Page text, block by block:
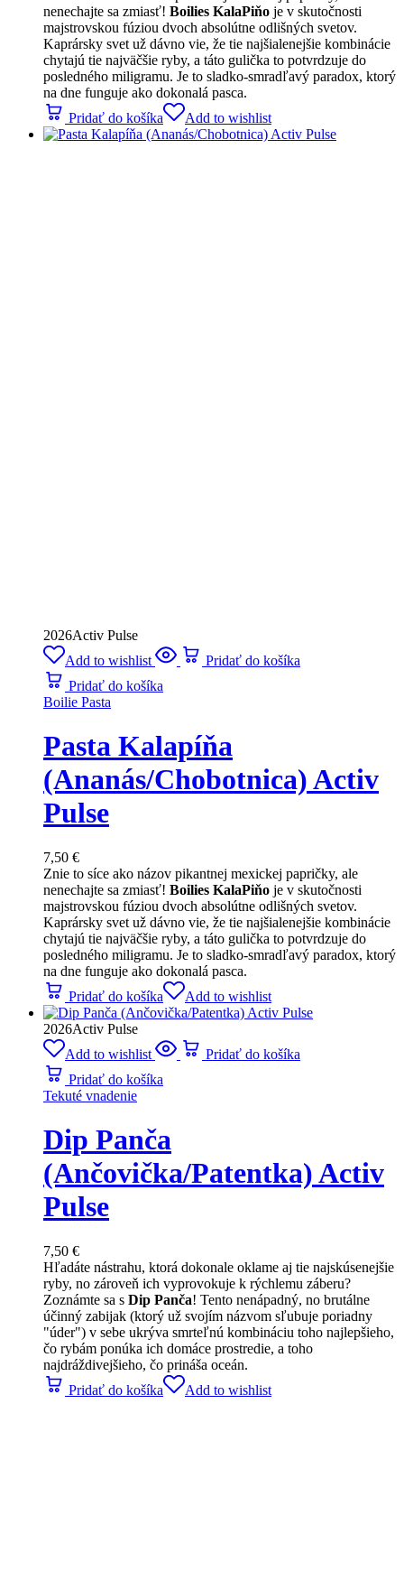
nenechajte sa zmiasť! Boilies KalaPiňo je v skutočnosti
majstrovskou fúziou dvoch absolútne odlišných svetov.
Kaprársky svet už dávno vie, že tie najšialenejšie kombinácie
chytajú tie najväčšie ryby, a táto gulička to potvrdzuje do
posledného miligramu. Je to sladko-smradľavý paradox, ktorý
na dne funguje ako dokonalá pasca.
Pridať do košíka
Add to wishlist
2026Activ Pulse
Add to wishlist
Pridať do košíka
Pridať do košíka
Boilie Pasta
Pasta Kalapíňa
(Ananás/Chobotnica) Activ
Pulse
7,50 €
Znie to síce ako názov pikantnej mexickej papričky, ale
nenechajte sa zmiasť! Boilies KalaPiňo je v skutočnosti
majstrovskou fúziou dvoch absolútne odlišných svetov.
Kaprársky svet už dávno vie, že tie najšialenejšie kombinácie
chytajú tie najväčšie ryby, a táto gulička to potvrdzuje do
posledného miligramu. Je to sladko-smradľavý paradox, ktorý
na dne funguje ako dokonalá pasca.
Pridať do košíka
Add to wishlist
2026Activ Pulse
Add to wishlist
Pridať do košíka
Pridať do košíka
Tekuté vnadenie
Dip Panča
(Ančovička/Patentka) Activ
Pulse
7,50 €
Hľadáte nástrahu, ktorá dokonale oklame aj tie najskúsenejšie
ryby, no zároveň ich vyprovokuje k rýchlemu záberu?
Zoznámte sa s Dip Panča! Tento nenápadný, no brutálne
účinný zabijak (ktorý už svojím názvom sľubuje poriadny
"úder") v sebe ukrýva smrteľnú kombináciu toho najlepšieho,
čo rybám ponúka ich domáce prostredie, a toho
najdráždivejšieho, čo prináša oceán.
Pridať do košíka
Add to wishlist